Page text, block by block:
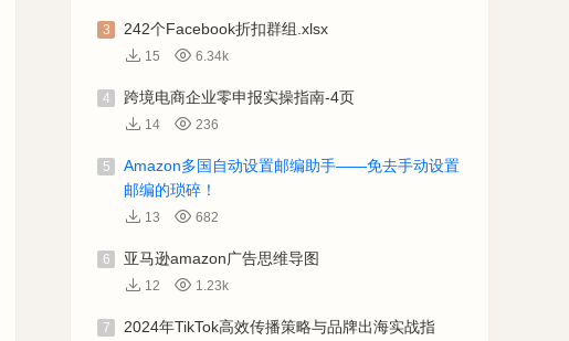
3 242个Facebook折扣群组.xlsx
15 6.34k
4 跨境电商企业零申报实操指南-4页
14 236
5
Amazon多国自动设置邮编助手——免去手动设置
邮编的琐碎！
13 682
6 亚马逊amazon广告思维导图
12 1.23k
7
2024年TikTok高效传播策略与品牌出海实战指